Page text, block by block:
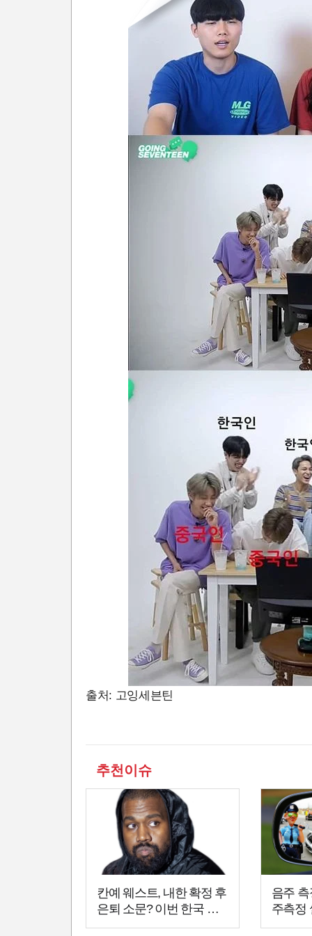
출처: 고잉세븐틴
추천이슈
칸예 웨스트, 내한 확정 후
은퇴 소문? 이번 한국 공
연이 마지막 무대?
음주
주측정